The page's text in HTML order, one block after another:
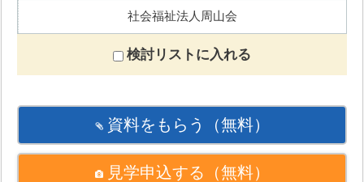
社会福祉法人周山会
検討リストに入れる
資料をもらう （無料）
見学申込する （無料）